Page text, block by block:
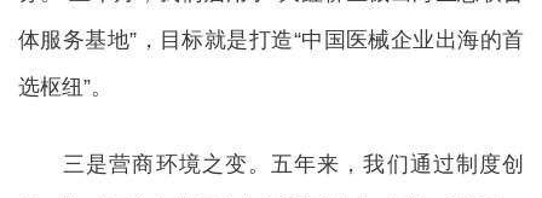
体服务基地”，目标就是打造“中国医械企业出海的首
选枢纽”。
三是营商环境之变。五年来，我们通过制度创